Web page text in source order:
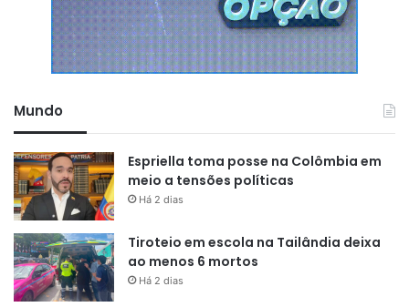
Mundo
Espriella toma posse na Colômbia em
meio a tensões políticas
Há 2 dias
Tiroteio em escola na Tailândia deixa
ao menos 6 mortos
Há 2 dias